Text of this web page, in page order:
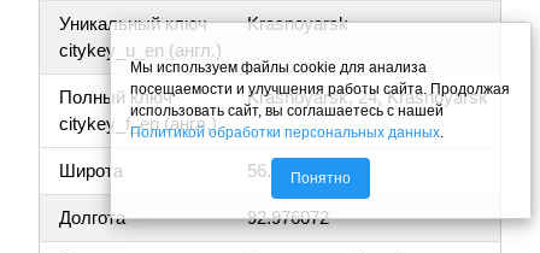
Уникальный ключ
citykey_u_en (англ.)
Krasnoyarsk
Полный ключ
citykey_f_en (англ.)
Krasnoyarsk, 24, Krasnoyarsk
Широта 56.054668
Долгота 92.976072
Мы используем файлы cookie для анализа
посещаемости и улучшения работы сайта. Продолжая
использовать сайт, вы соглашаетесь с нашей
Политикой обработки персональных данных.
Понятно